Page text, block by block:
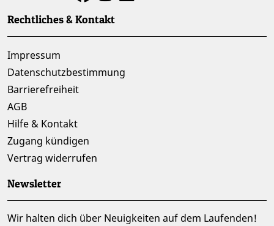
Rechtliches & Kontakt
Impressum
Datenschutzbestimmung
Barrierefreiheit
AGB
Hilfe & Kontakt
Zugang kündigen
Vertrag widerrufen
Newsletter
Wir halten dich über Neuigkeiten auf dem Laufenden!